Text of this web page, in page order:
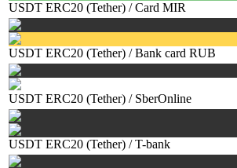
USDT ERC20 (Tether) /Card MIR
USDT ERC20 (Tether) /Bank card RUB
USDT ERC20 (Tether) / SberOnline
USDT ERC20 (Tether) /T-bank